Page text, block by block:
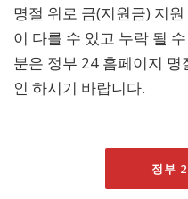
명절 위로 금(지원금) 지
이 다를 수 있고 누락 될
분은 정부 24 홈페이지
인 하시기 바랍니다.
정부